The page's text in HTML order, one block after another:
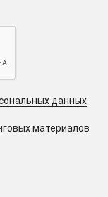
данных
материалов